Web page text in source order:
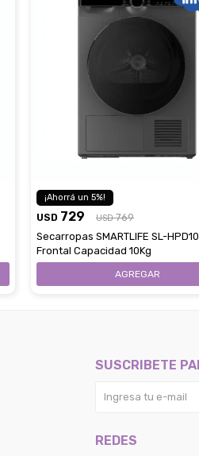
5
USD 729 USD 769
Secarropas SMARTLIFE SL-
Frontal Capacidad 10Kg
SUSCRIBETE
REDES